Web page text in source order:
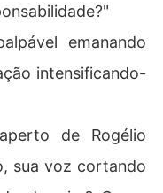
emanando
intensificando-
de Rogélio
sua voz cortando